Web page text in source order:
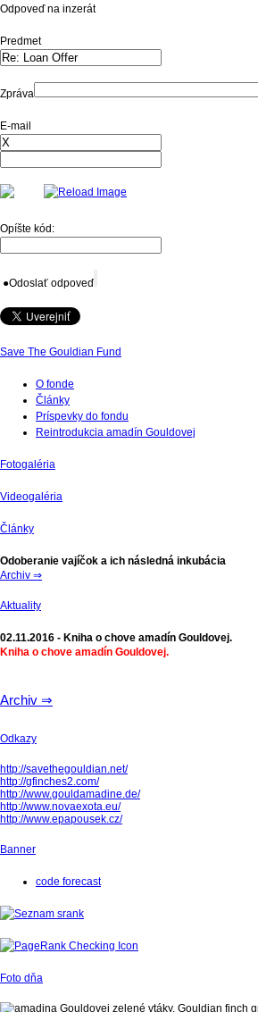
Odpoveď na inzerát
Predmet
Zpráva
E-mail
Opíšte kód:
●Odoslať odpoveď
Save The Gouldian Fund
O fonde
Články
Príspevky do fondu
Reintrodukcia amadín Gouldovej
Fotogaléria
Videogaléria
Články
Odoberanie vajíčok a ich následná inkubácia
Archiv ⇒
Aktuality
02.11.2016 - Kniha o chove amadín Gouldovej.
Kniha o chove amadín Gouldovej.
Archiv ⇒
Odkazy
http://savethegouldian.net/
http://gfinches2.com/
http://www.gouldamadine.de/
http://www.novaexota.eu/
http://www.epapousek.cz/
Banner
code forecast
Foto dňa